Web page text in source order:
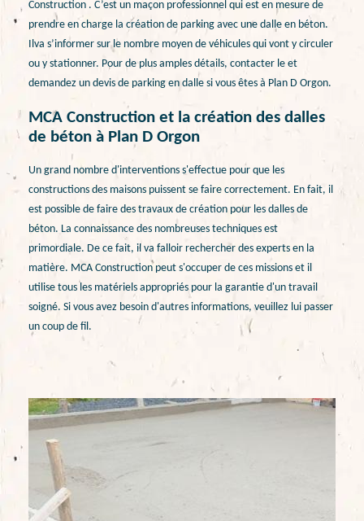
Construction . C’est un maçon professionnel qui est en mesure de
prendre en charge la création de parking avec une dalle en béton.
Ilva s’informer sur le nombre moyen de véhicules qui vont y circuler
ou y stationner. Pour de plus amples détails, contacter le et
demandez un devis de parking en dalle si vous êtes à Plan D Orgon.
MCA Construction et la création des dalles
de béton à Plan D Orgon
Un grand nombre d'interventions s'effectue pour que les
constructions des maisons puissent se faire correctement. En fait, il
est possible de faire des travaux de création pour les dalles de
béton. La connaissance des nombreuses techniques est
primordiale. De ce fait, il va falloir rechercher des experts en la
matière. MCA Construction peut s'occuper de ces missions et il
utilise tous les matériels appropriés pour la garantie d'un travail
soigné. Si vous avez besoin d'autres informations, veuillez lui passer
un coup de fil.